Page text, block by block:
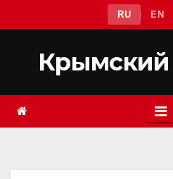
к
содержимому
RU EN
Крымский